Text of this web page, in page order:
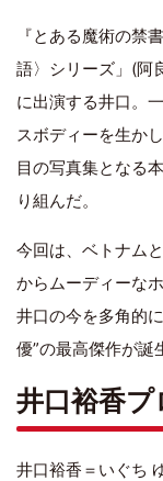
『とある魔術の禁
語〉シリーズ」(阿
に出演する井口。
スボディーを生か
目の写真集となる
り組んだ。
今回は、ベトナム
からムーディーな
井口の今を多角的
優”の最高傑作が誕
井口裕香
井口裕香＝いぐち